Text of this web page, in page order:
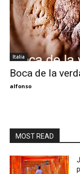
Italia
Boca de la
alfonso
MOST READ